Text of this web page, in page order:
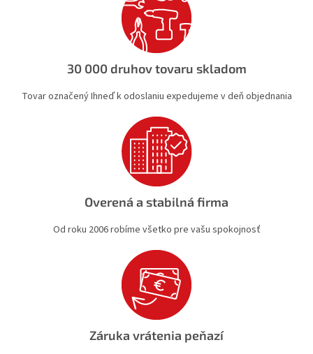
r
v
k
ý
i
s
u
30 000 druhov tovaru skladom
Tovar označený Ihneď k odoslaniu expedujeme v deň objednania
Overená a stabilná firma
Od roku 2006 robíme všetko pre vašu spokojnosť
Záruka vrátenia peňazí